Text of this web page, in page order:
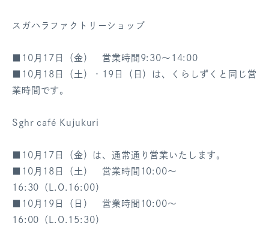
スガハラファクトリーショップ
■10月17日（金） 営業時間9:30～14:00
■10月18日（土）・19日（日）は、くらしずくと同じ営
業時間です。
Sghr café Kujukuri
■10月17日（金）は、通常通り営業いたします。
■10月18日（土） 営業時間10:00～
16:30（L.O.16:00）
■10月19日（日） 営業時間10:00～
16:00（L.O.15:30）